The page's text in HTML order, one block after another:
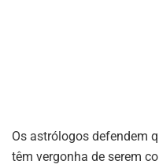
Os astrólogos defendem
têm vergonha de serem